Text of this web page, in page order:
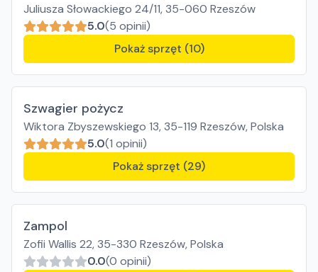
Juliusza Słowackiego 24/11, 35-060 Rzeszów
5.0(5 opinii)
Pokaż sprzęt (10)
Szwagier pożycz
Wiktora Zbyszewskiego 13, 35-119 Rzeszów, Polska
5.0(1 opinii)
Pokaż sprzęt (29)
Zampol
Zofii Wallis 22, 35-330 Rzeszów, Polska
0.0(0 opinii)